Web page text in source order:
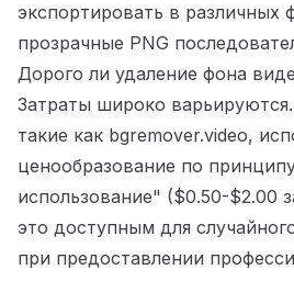
экспортировать в различных
прозрачные PNG
Дорого ли удаление фона
Затраты широко
такие как bgremover.video,
ценообразование по
использование" ($0.50-$2.00
это доступным для
при предоставлении